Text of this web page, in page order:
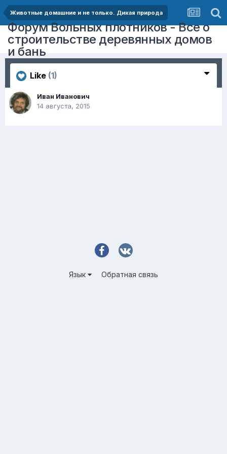
Животные домашние и не только. Дикая природа
Форум Вольных плотников - Все о
строительстве деревянных домов
и бань
Like (1)
Иван Иванович
14 августа, 2015
Язык Обратная связь